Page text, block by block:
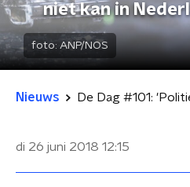
niet kan in
foto: ANP/NOS
Nieuws
di 26 juni 2018 12:15